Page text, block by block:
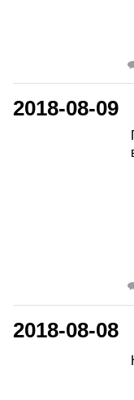
2018-08-09
2018-08-08